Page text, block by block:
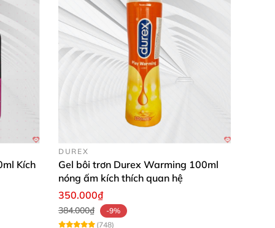
lúc massage rồi.
nến
thể những bộ phận như mông
cách hoàn hảo nhất
. Kích thích cả hai
Kích
DUREX
Gel bôi trơn Durex Warming 100ml
nóng ấm kích thích quan hệ
350.000₫
384.000₫
-9%
(748)